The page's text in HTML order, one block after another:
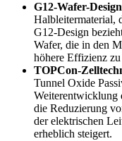
G12-Wafer-
Halbleitermaterial,
G12-Design
Wafer, die in den
höhere Effizienz
TOPCon-
Tunnel Oxide
Weiterentwicklung
die Reduzierung
der elektrischen
erheblich steigert.